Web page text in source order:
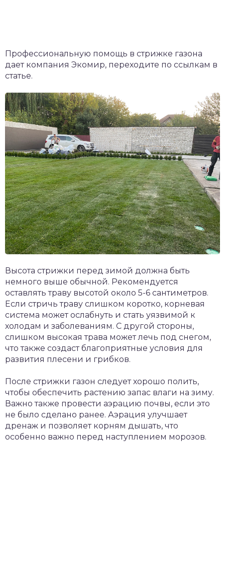
Профессиональную помощь в стрижке газона
дает компания Экомир, переходите по ссылкам в
статье.
Высота стрижки перед зимой должна быть
немного выше обычной. Рекомендуется
оставлять траву высотой около 5-6 сантиметров.
Если стричь траву слишком коротко, корневая
система может ослабнуть и стать уязвимой к
холодам и заболеваниям. С другой стороны,
слишком высокая трава может лечь под снегом,
что также создаст благоприятные условия для
развития плесени и грибков.
После стрижки газон следует хорошо полить,
чтобы обеспечить растению запас влаги на зиму.
Важно также провести аэрацию почвы, если это
не было сделано ранее. Аэрация улучшает
дренаж и позволяет корням дышать, что
особенно важно перед наступлением морозов.